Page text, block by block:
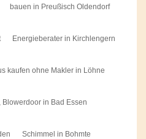
bauen in Preußisch Oldendorf
Energieberater in Kirchlengern
kaufen ohne Makler in Löhne
Blowerdoor in Bad Essen
Schimmel in Bohmte